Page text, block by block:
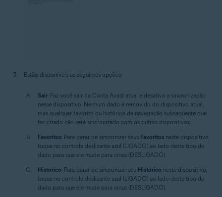
Estão disponíveis as seguintes opções:
Sair: Faz você sair da Conta Avast atual e desativa a sincronização
nesse dispositivo. Nenhum dado é removido do dispositivo atual,
mas qualquer favorito ou histórico de navegação subsequente que
for criado não será sincronizado com os outros dispositivos.
Favoritos: Para parar de sincronizar seus Favoritos neste dispositivo,
toque no controle deslizante azul (LIGADO) ao lado deste tipo de
dado para que ele mude para cinza (DESLIGADO).
Histórico: Para parar de sincronizar seu Histórico neste dispositivo,
toque no controle deslizante azul (LIGADO) ao lado deste tipo de
dado para que ele mude para cinza (DESLIGADO).